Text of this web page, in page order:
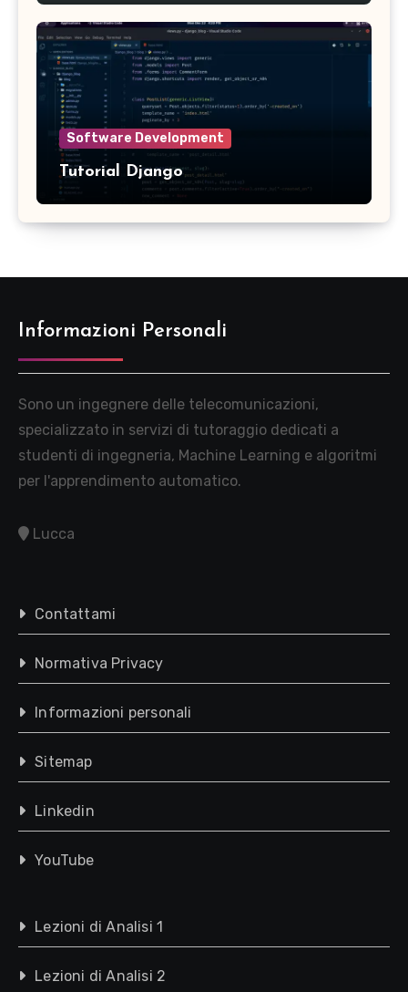
moderni
Software Development
Tutorial Django
Informazioni Personali
Sono un ingegnere delle telecomunicazioni,
specializzato in servizi di tutoraggio dedicati a
studenti di ingegneria, Machine Learning e algoritmi
per l'apprendimento automatico.
Lucca
Contattami
Normativa Privacy
Informazioni personali
Sitemap
Linkedin
YouTube
Lezioni di Analisi 1
Lezioni di Analisi 2